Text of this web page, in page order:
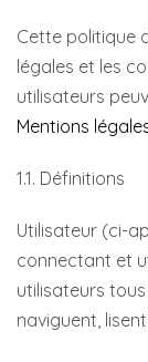
Cette politique
légales et les
utilisateurs
Mentions
1.1. Définitions
Utilisateur (ci-
connectant et
utilisateurs
naviguent,